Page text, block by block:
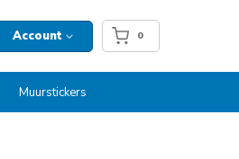
Account 0
Muurstickers